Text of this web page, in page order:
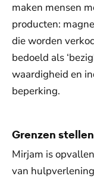
maken mensen
producten:
die worden
bedoeld als
waardigheid en
beperking.
Grenzen
Mirjam is
van